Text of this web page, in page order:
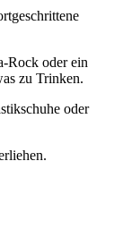
Rock oder ein
zu Trinken.
oder